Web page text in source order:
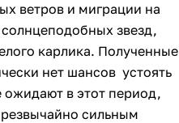
ветров и миграции на
звезд,
карлика. Полученные
нет шансов устоять
в этот период,
сильным